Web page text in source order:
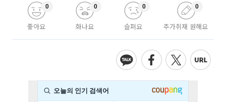
좋아요
0
화나요
0
슬퍼요
0
추가취재 원해요
0